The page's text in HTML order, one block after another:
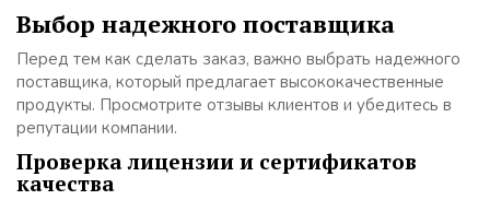
Выбор надежного поставщика
Перед тем как сделать заказ, важно выбрать надежного
поставщика, который предлагает высококачественные
продукты. Просмотрите отзывы клиентов и убедитесь в
репутации компании.
Проверка лицензии и сертификатов
качества